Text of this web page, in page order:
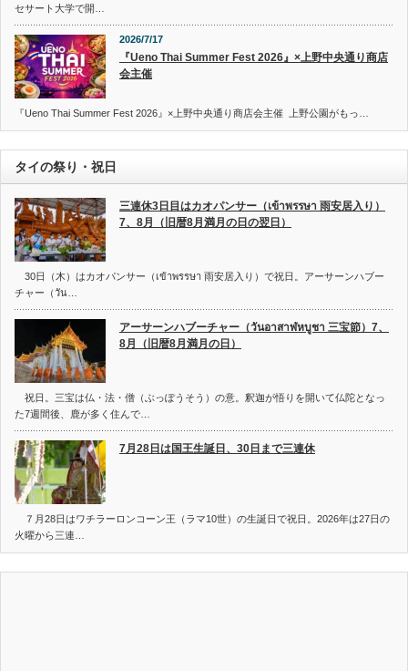
セサート大学で開…
2026/7/17
『Ueno Thai Summer Fest 2026』×上野中央通り商店
会主催
『Ueno Thai Summer Fest 2026』×上野中央通り商店会主催 上野公園がもっ…
タイの祭り・祝日
三連休3日目はカオパンサー（เข้าพรรษา 雨安居入り）
7、8月（旧暦8月満月の日の翌日）
30日（木）はカオパンサー（เข้าพรรษา 雨安居入り）で祝日。アーサーンハブー
チャー（วัน…
アーサーンハブーチャー（วันอาสาฬหบูชา 三宝節）7、
8月（旧暦8月満月の日）
祝日。三宝は仏・法・僧（ぶっぽうそう）の意。釈迦が悟りを開いて仏陀となっ
た7週間後、鹿が多く住んで…
7月28日は国王生誕日、30日まで三連休
７月28日はワチラーロンコーン王（ラマ10世）の生誕日で祝日。2026年は27日の
火曜から三連…